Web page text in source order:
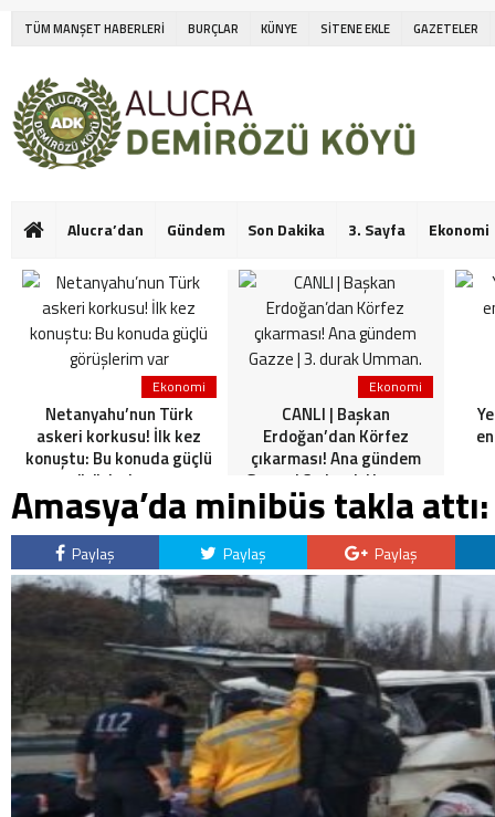
TÜM MANŞET HABERLERİ BURÇLAR KÜNYE SİTENE EKLE GAZETELER
Alucra’dan Gündem Son Dakika 3. Sayfa Ekonomi
Ekonomi
Netanyahu’nun Türk
askeri korkusu! İlk kez
konuştu: Bu konuda güçlü
görüşlerim var
Ekonomi
CANLI | Başkan
Erdoğan’dan Körfez
çıkarması! Ana gündem
Gazze | 3. durak Umman.
Amasya’da minibüs takla
Paylaş Paylaş Paylaş